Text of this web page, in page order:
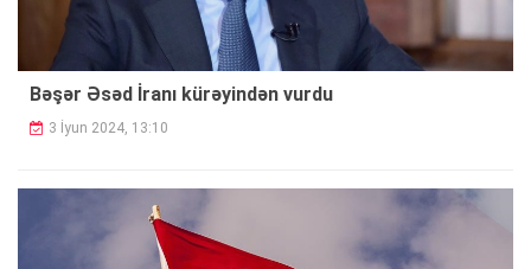
Bəşər Əsəd İranı kürəyindən vurdu
3 İyun 2024, 13:10